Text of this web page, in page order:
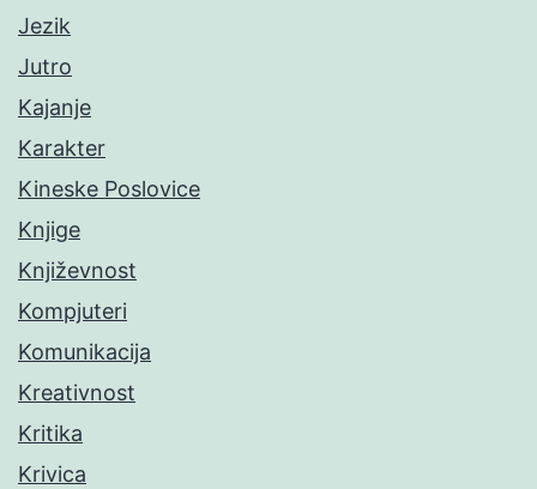
Jezik
Jutro
Kajanje
Karakter
Kineske Poslovice
Knjige
Književnost
Kompjuteri
Komunikacija
Kreativnost
Kritika
Krivica